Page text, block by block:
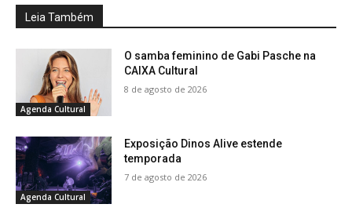
Leia Também
Agenda Cultural
O samba feminino de Gabi Pasche na
CAIXA Cultural
8 de agosto de 2026
Agenda Cultural
Exposição Dinos Alive estende
temporada
7 de agosto de 2026